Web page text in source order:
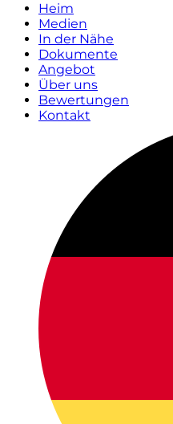
Heim
Medien
In der Nähe
Dokumente
Angebot
Über uns
Bewertungen
Kontakt